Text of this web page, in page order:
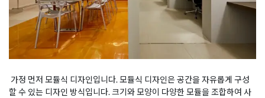
가정 먼저 모듈식 디자인입니다. 모듈식 디자인은 공간을 자유롭게 구성
할 수 있는 디자인 방식입니다. 크기와 모양이 다양한 모듈을 조합하여 사